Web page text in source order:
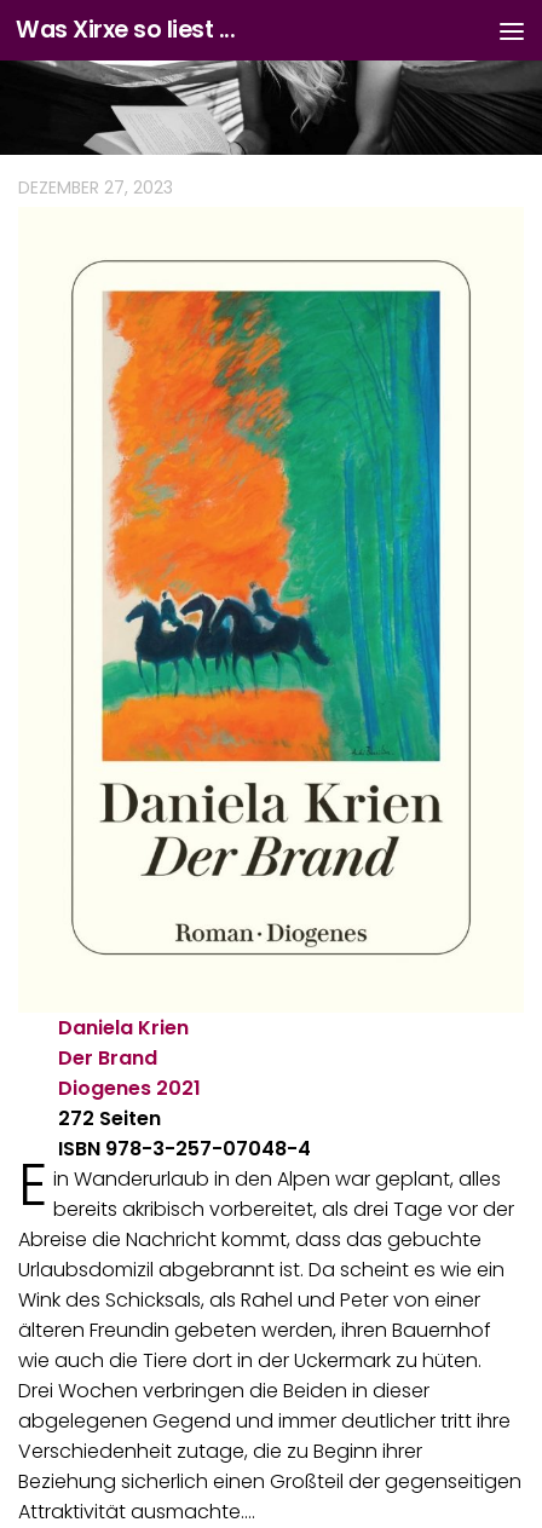
Zum Inhalt springen
Was Xirxe so liest ...
DEZEMBER 27, 2023
Daniela Krien
Der Brand
Diogenes 2021
272 Seiten
ISBN 978-3-257-07048-4
E in Wanderurlaub in den Alpen war geplant, alles
bereits akribisch vorbereitet, als drei Tage vor der
Abreise die Nachricht kommt, dass das gebuchte
Urlaubsdomizil abgebrannt ist. Da scheint es wie ein
Wink des Schicksals, als Rahel und Peter von einer
älteren Freundin gebeten werden, ihren Bauernhof
wie auch die Tiere dort in der Uckermark zu hüten.
Drei Wochen verbringen die Beiden in dieser
abgelegenen Gegend und immer deutlicher tritt ihre
Verschiedenheit zutage, die zu Beginn ihrer
Beziehung sicherlich einen Großteil der gegenseitigen
Attraktivität ausmachte.…